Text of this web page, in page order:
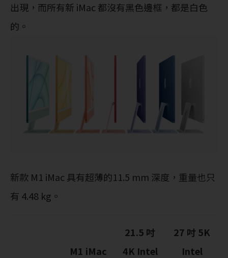
出現，而所有新 iMac 都沒有黑色邊框，都是白色
的。
新款 M1 iMac 具有超薄的11.5 mm 深度，重量也只
有 4.48 kg。
M1 iMac
21.5 吋
4K Intel
27 吋 5K
Intel